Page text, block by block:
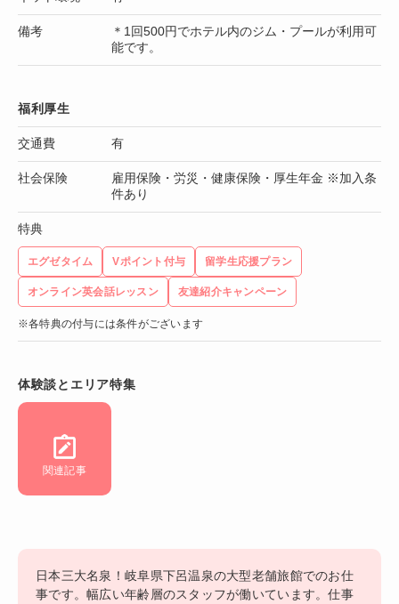
備考
＊1回500円でホテル内のジム・プールが利用可
能です。
福利厚生
交通費 有
社会保険
雇用保険・労災・健康保険・厚生年金 ※加入条
件あり
特典
エグゼタイム Vポイント付与 留学生応援プラン
オンライン英会話レッスン 友達紹介キャンペーン
※各特典の付与には条件がございます
体験談とエリア特集
関連記事
日本三大名泉！岐阜県下呂温泉の大型老舗旅館でのお仕
事です。幅広い年齢層のスタッフが働いています。仕事